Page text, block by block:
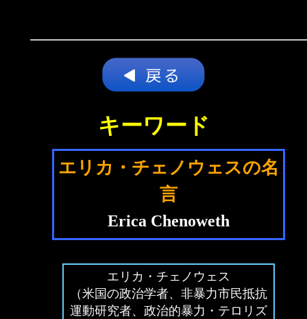
キーワード
エリカ・チェノウェスの名
言
Erica Chenoweth
エリカ・チェノウェス
（米国の政治学者、非暴力市民抵抗
運動研究者、政治的暴力・テロリズ